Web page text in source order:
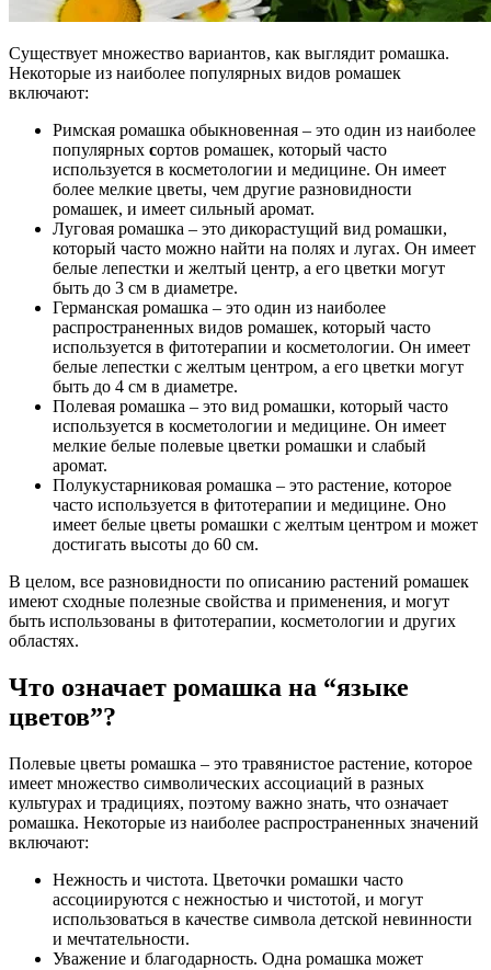
Существует множество вариантов, как выглядит ромашка.
Некоторые из наиболее популярных видов ромашек
включают:
Римская ромашка обыкновенная – это один из наиболее
популярных сортов ромашек, который часто
используется в косметологии и медицине. Он имеет
более мелкие цветы, чем другие разновидности
ромашек, и имеет сильный аромат.
Луговая ромашка – это дикорастущий вид ромашки,
который часто можно найти на полях и лугах. Он имеет
белые лепестки и желтый центр, а его цветки могут
быть до 3 см в диаметре.
Германская ромашка – это один из наиболее
распространенных видов ромашек, который часто
используется в фитотерапии и косметологии. Он имеет
белые лепестки с желтым центром, а его цветки могут
быть до 4 см в диаметре.
Полевая ромашка – это вид ромашки, который часто
используется в косметологии и медицине. Он имеет
мелкие белые полевые цветки ромашки и слабый
аромат.
Полукустарниковая ромашка – это растение, которое
часто используется в фитотерапии и медицине. Оно
имеет белые цветы ромашки с желтым центром и может
достигать высоты до 60 см.
В целом, все разновидности по описанию растений ромашек
имеют сходные полезные свойства и применения, и могут
быть использованы в фитотерапии, косметологии и других
областях.
Что означает ромашка на “языке
цветов”?
Полевые цветы ромашка – это травянистое растение, которое
имеет множество символических ассоциаций в разных
культурах и традициях, поэтому важно знать, что означает
ромашка. Некоторые из наиболее распространенных значений
включают:
Нежность и чистота. Цветочки ромашки часто
ассоциируются с нежностью и чистотой, и могут
использоваться в качестве символа детской невинности
и мечтательности.
Уважение и благодарность. Одна ромашка может